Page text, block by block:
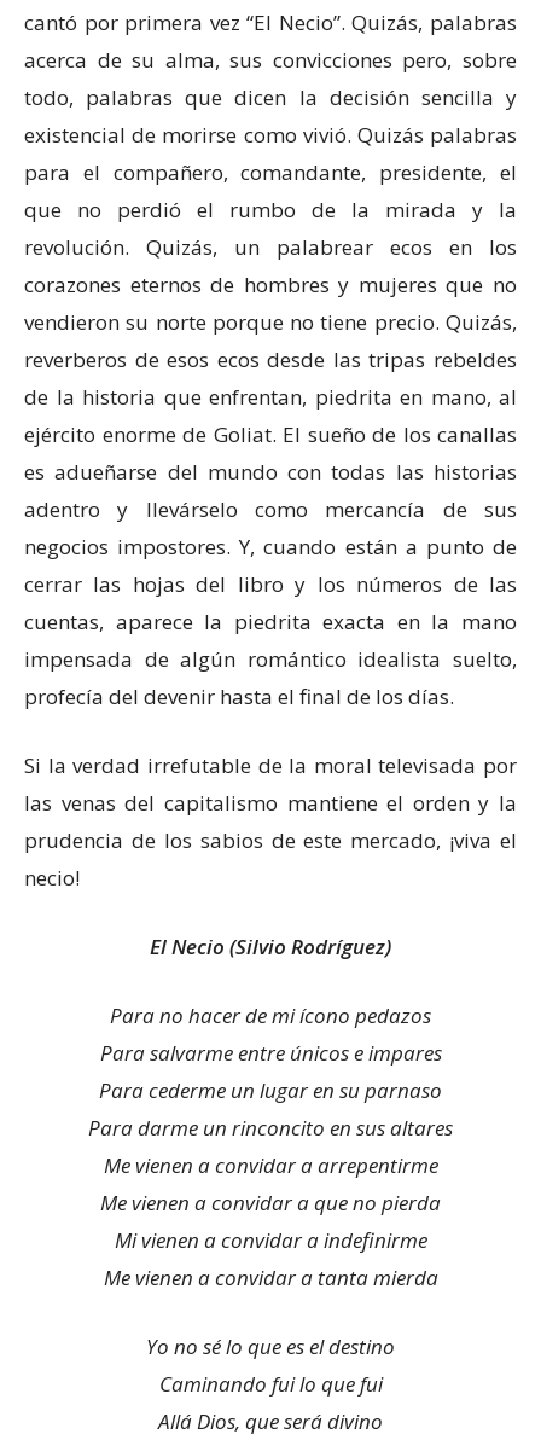
cantó por primera vez “El Necio”. Quizás, palabras
acerca de su alma, sus convicciones pero, sobre
todo, palabras que dicen la decisión sencilla y
existencial de morirse como vivió. Quizás palabras
para el compañero, comandante, presidente, el
que no perdió el rumbo de la mirada y la
revolución. Quizás, un palabrear ecos en los
corazones eternos de hombres y mujeres que no
vendieron su norte porque no tiene precio. Quizás,
reverberos de esos ecos desde las tripas rebeldes
de la historia que enfrentan, piedrita en mano, al
ejército enorme de Goliat. El sueño de los canallas
es adueñarse del mundo con todas las historias
adentro y llevárselo como mercancía de sus
negocios impostores. Y, cuando están a punto de
cerrar las hojas del libro y los números de las
cuentas, aparece la piedrita exacta en la mano
impensada de algún romántico idealista suelto,
profecía del devenir hasta el final de los días.
Si la verdad irrefutable de la moral televisada por
las venas del capitalismo mantiene el orden y la
prudencia de los sabios de este mercado, ¡viva el
necio!
El Necio (Silvio Rodríguez)
Para no hacer de mi ícono pedazos
Para salvarme entre únicos e impares
Para cederme un lugar en su parnaso
Para darme un rinconcito en sus altares
Me vienen a convidar a arrepentirme
Me vienen a convidar a que no pierda
Mi vienen a convidar a indefinirme
Me vienen a convidar a tanta mierda
Yo no sé lo que es el destino
Caminando fui lo que fui
Allá Dios, que será divino